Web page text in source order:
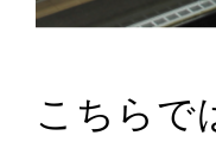
こちらで